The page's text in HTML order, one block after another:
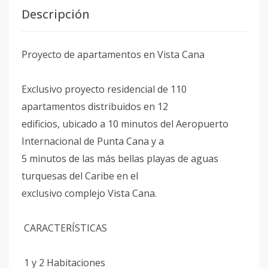
Descripción
Proyecto de apartamentos en Vista Cana
Exclusivo proyecto residencial de 110
apartamentos distribuidos en 12
edificios, ubicado a 10 minutos del Aeropuerto
Internacional de Punta Cana y a
5 minutos de las más bellas playas de aguas
turquesas del Caribe en el
exclusivo complejo Vista Cana.
CARACTERÍSTICAS
1 y 2 Habitaciones